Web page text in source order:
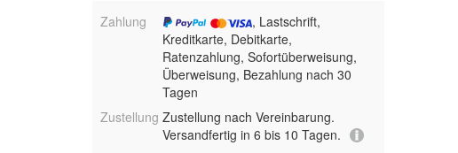
Zahlung
, Lastschrift,
Kreditkarte, Debitkarte,
Ratenzahlung, Sofortüberweisung,
Überweisung, Bezahlung nach 30
Tagen
Zustellung Zustellung nach Vereinbarung.
Versandfertig in 6 bis 10 Tagen.